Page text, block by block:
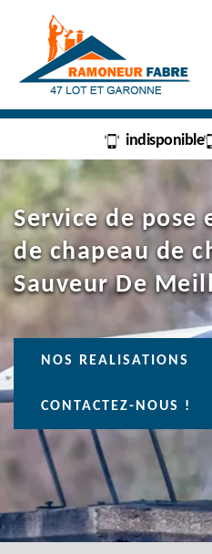
indisponible
Service de pose
de chapeau de
Sauveur De
NOS REALISATIONS
CONTACTEZ-NOUS !